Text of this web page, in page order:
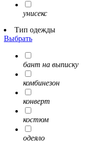
унисекс
Тип одежды
Выбрать
бант на выписку
комбинезон
конверт
костюм
одеяло